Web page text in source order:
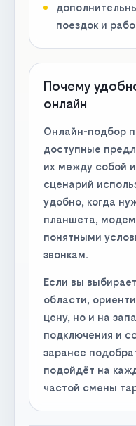
поездок и
Почему
онлайн
Онлайн-подбор
доступные
их между собой
сценарий
удобно, когда
планшета,
понятными
звонкам.
Если вы
области,
цену, но и на
подключения и
заранее
подойдёт на
частой смены